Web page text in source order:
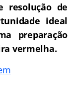
resolução de
ideal
preparação
vermelha.